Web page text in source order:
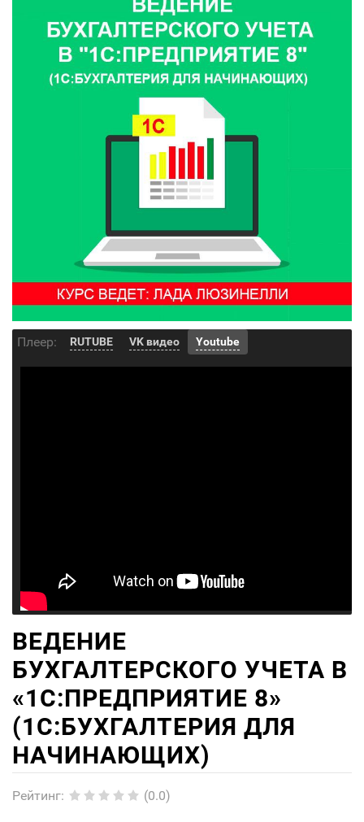
Плеер: RUTUBE VK видео Youtube
ВЕДЕНИЕ
БУХГАЛТЕРСКОГО УЧЕТА В
«1С:ПРЕДПРИЯТИЕ 8»
(1С:БУХГАЛТЕРИЯ ДЛЯ
НАЧИНАЮЩИХ)
Рейтинг: (0.0)